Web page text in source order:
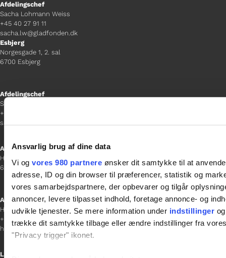
Ansvarlig brug af dine data
Vi og vores 980 partnere ønsker dit samtykke til at
adresse, ID og din browser til præferencer, statistik og
vores samarbejdspartnere, der opbevarer og tilgår
annoncer, levere tilpasset indhold, foretage annonce- og
udvikle tjenester. Se mere information under indstillinger
trække dit samtykke tilbage eller ændre indstillinger fra
"Privacy trigger" ikonet.
Afdelingschef
Sacha Lohmann Weiss
+45 40 27 91 11
sacha.lw@gladfonden.dk
Esbjerg
Norgesgade 1, 2. sal
6700 Esbjerg
Afdelingschef
Sanne Hansen
+45 23 69 19 35
sanne.h@gladfonden.dk
Aabenraa
H P Hanssens Gade 23, 2.
6200 Aabenraa
Afdelingschef
Helene Teichert
+45 29 37 32 41
helene.t@gladfonden.dk
Links